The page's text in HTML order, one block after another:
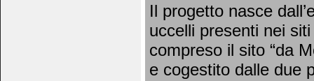
Il progetto nasce
uccelli presenti nei
compreso il sito “da
e cogestito dalle due